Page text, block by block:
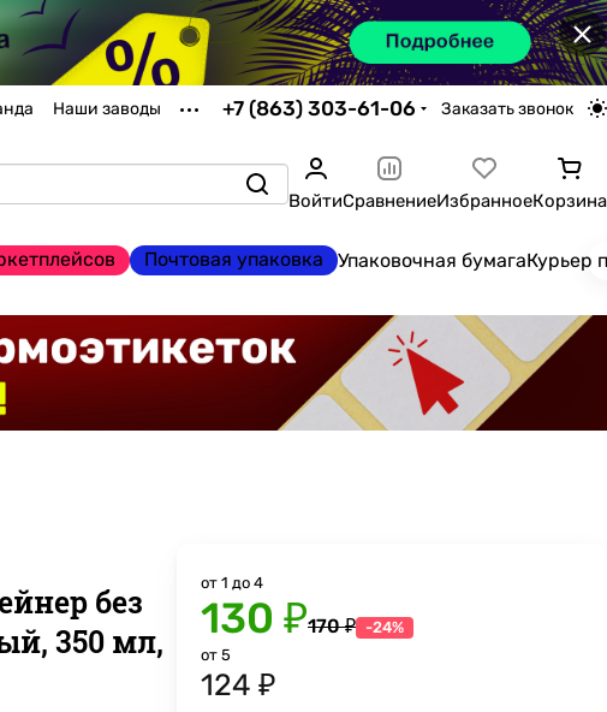
×
Наши заводы +7 (863) 303-61-06 Заказать звонок
ВойтиСравнениеИзбранноеКорзина
Почтовая упаковка Упаковочная бумагаКурьер
без
350 мл,
от 1 до 4
130 ₽170 ₽ -24%
от 5
124 ₽